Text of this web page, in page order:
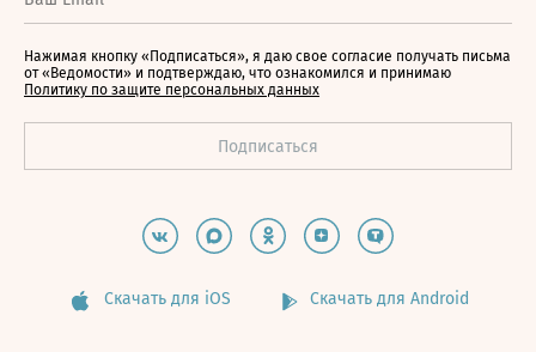
Нажимая кнопку «Подписаться», я даю свое согласие получать письма
от «Ведомости» и подтверждаю, что ознакомился и принимаю
Политику по защите персональных данных
Скачать для iOS Скачать для Android